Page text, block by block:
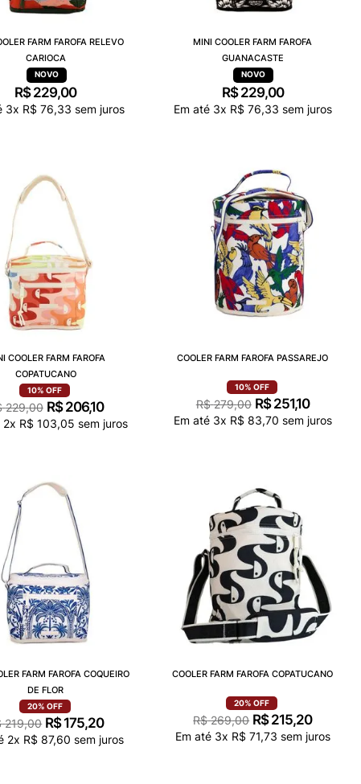
FARM FAROFA RELEVO
CARIOCA
R$229,00
3x R$ 76,33 sem juros
MINI COOLER FARM FAROFA
GUANACASTE
R$ 229,00
Em até 3x R$ 76,33 sem juros
COOLER FARM FAROFA
COPATUCANO
10% OFF
229,00 R$ 206,10
2x R$ 103,05 sem juros
COOLER FARM FAROFA PASSAREJO
10% OFF
R$ 279,00 R$ 251,10
Em até 3x R$ 83,70 sem juros
FARM FAROFA COQUEIRO
DE FLOR
20% OFF
219,00 R$175,20
2x R$ 87,60 sem juros
COOLER FARM FAROFA COPATUCANO
20% OFF
R$ 269,00 R$215,20
Em até 3x R$ 71,73 sem juros